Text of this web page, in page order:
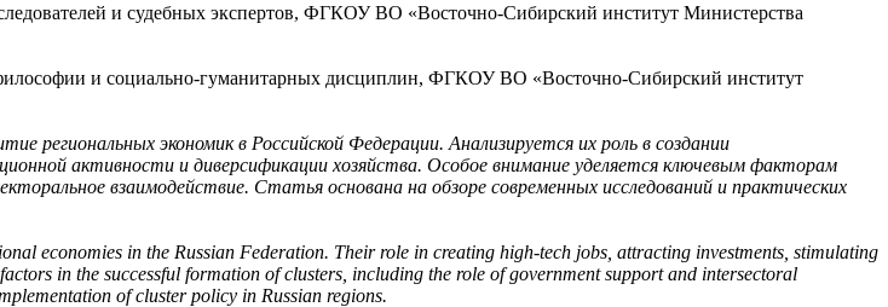
следователей и судебных экспертов, ФГКОУ ВО «Восточно-Сибирский институт Министерства
и социально-гуманитарных дисциплин, ФГКОУ ВО «Восточно-Сибирский институт
региональных экономик в Российской Федерации. Анализируется их роль в создании
активности и диверсификации хозяйства. Особое внимание уделяется ключевым факторам
взаимодействие. Статья основана на обзоре современных исследований и практических
economies in the Russian Federation. Their role in creating high-tech jobs, attracting investments, stimulating
in the successful formation of clusters, including the role of government support and intersectoral
of cluster policy in Russian regions.